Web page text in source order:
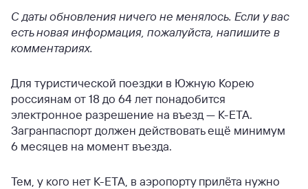
С даты обновления ничего не менялось. Если у вас
есть новая информация, пожалуйста, напишите в
комментариях.
Для туристической поездки в Южную Корею
россиянам от 18 до 64 лет понадобится
электронное разрешение на въезд — К-ЕТА.
Загранпаспорт должен действовать ещё минимум
6 месяцев на момент въезда.
Тем, у кого нет К-ЕТА, в аэропорту прилёта нужно